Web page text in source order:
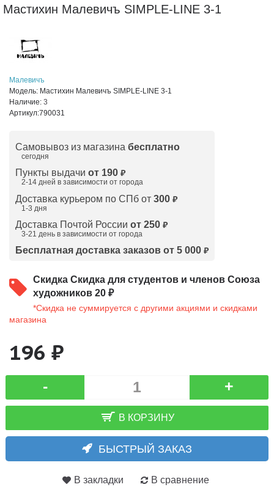
Мастихин Малевичъ SIMPLE-LINE 3-1
Малевичъ
Модель: Мастихин Малевичъ SIMPLE-LINE 3-1
Наличие: 3
Артикул:790031
Самовывоз из магазина бесплатно
сегодня
Пункты выдачи от 190 ₽
2-14 дней в зависимости от города
Доставка курьером по СПб от 300 ₽
1-3 дня
Доставка Почтой России от 250 ₽
3-21 день в зависимости от города
Бесплатная доставка заказов от 5 000 ₽
Скидка Скидка для студентов и членов Союза
художников 20 ₽
*Скидка не суммируется с другими акциями и скидками
магазина
196 ₽
- +
В КОРЗИНУ
БЫСТРЫЙ ЗАКАЗ
В закладки В сравнение